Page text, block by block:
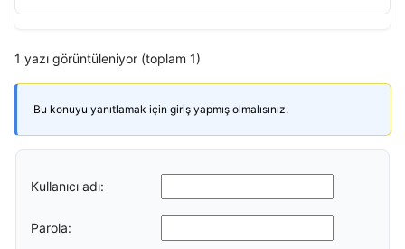
1 yazı görüntüleniyor (toplam 1)
Bu konuyu yanıtlamak için giriş yapmış olmalısınız.
Kullanıcı adı:
Parola: